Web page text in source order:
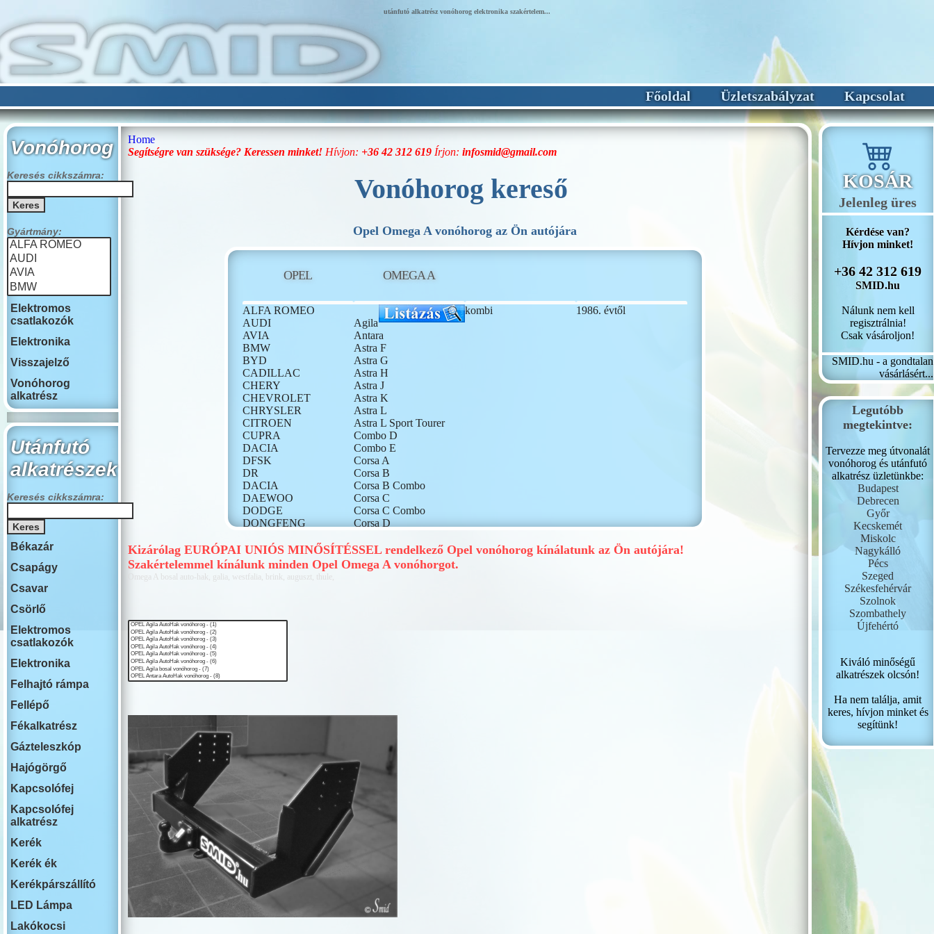
utánfutó alkatrész vonóhorog elektronika szakértelem...
Főoldal Üzletszabályzat Kapcsolat
Home
Segítségre van szüksége? Keressen minket! Hívjon: +36 42 312 619 Írjon: infosmid@gmail.com
Vonóhorog kereső
Opel Omega A vonóhorog az Ön autójára
OPEL OMEGA A
ALFA ROMEO
AUDI
AVIA
BMW
BYD
CADILLAC
CHERY
CHEVROLET
CHRYSLER
CITROEN
CUPRA
DACIA
DFSK
DR
DACIA
DAEWOO
DODGE
DONGFENG
FORD
GONOW
HONDA
ISUZU
KIA
LEAPMOTOR
LEXUS
MAHINDRA
MAZDA
MERCEDES
MINI COOPER
MITSUBISHI
NISSAN
OMODA
OPEL
PEUGEOT
PLYMOUTH
Agila
Antara
Astra F
Astra G
Astra H
Astra J
Astra K
Astra L
Astra L Sport Tourer
Combo D
Combo E
Corsa A
Corsa B
Corsa B Combo
Corsa C
Corsa C Combo
Corsa D
Corsa F
Crossland X
Frontera
Vectra A
Vectra B
Vectra C
Vivaro A
Vivaro B
Vivaro C
Zafira Life
kombi 1986. évtől
Kizárólag EURÓPAI UNIÓS MINŐSÍTÉSSEL rendelkező Opel vonóhorog kínálatunk az Ön autójára!
Szakértelemmel kínálunk minden Opel Omega A vonóhorgot.
Omega A bosal auto-hak, galia, westfalia, brink, auguszt, thule,
Vonóhorog
Keresés cikkszámra:
Gyártmány:
Elektromos
csatlakozók
Elektronika
Visszajelző
Vonóhorog
alkatrész
Utánfutó
alkatrészek
Keresés cikkszámra:
Békazár
Csapágy
Csavar
Csörlő
Elektromos
csatlakozók
Elektronika
Felhajtó rámpa
Fellépő
Fékalkatrész
Gázteleszkóp
Hajógörgő
Kapcsolófej
Kapcsolófej
alkatrész
Kerék
Kerék ék
Kerékpárszállító
LED Lámpa
Lakókocsi
KOSÁR
Jelenleg üres
Kérdése van?
Hívjon minket!
+36 42 312 619
SMID.hu
Nálunk nem kell
regisztrálnia!
Csak vásároljon!
SMID.hu - a gondtalan
vásárlásért...
Legutóbb
megtekintve:
Tervezze meg útvonalát
vonóhorog és utánfutó
alkatrész üzletünkbe:
Budapest
Debrecen
Győr
Kecskemét
Miskolc
Nagykálló
Pécs
Szeged
Székesfehérvár
Szolnok
Szombathely
Újfehértó
Kiváló minőségű
alkatrészek olcsón!
Ha nem találja, amit
keres, hívjon minket és
segítünk!